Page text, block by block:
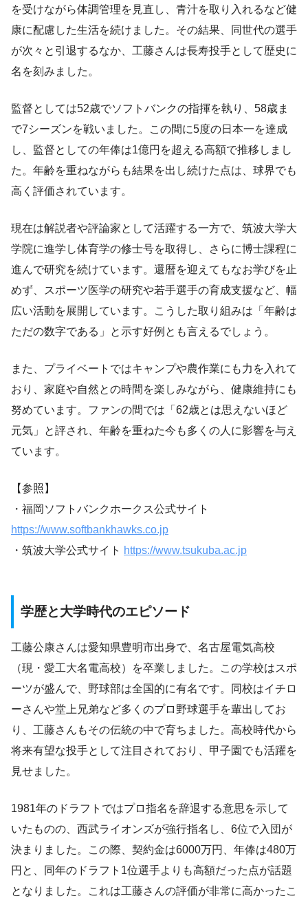
を受けながら体調管理を見直し、青汁を取り入れるなど健
康に配慮した生活を続けました。その結果、同世代の選手
が次々と引退するなか、工藤さんは長寿投手として歴史に
名を刻みました。
監督としては52歳でソフトバンクの指揮を執り、58歳ま
で7シーズンを戦いました。この間に5度の日本一を達成
し、監督としての年俸は1億円を超える高額で推移しまし
た。年齢を重ねながらも結果を出し続けた点は、球界でも
高く評価されています。
現在は解説者や評論家として活躍する一方で、筑波大学大
学院に進学し体育学の修士号を取得し、さらに博士課程に
進んで研究を続けています。還暦を迎えてもなお学びを止
めず、スポーツ医学の研究や若手選手の育成支援など、幅
広い活動を展開しています。こうした取り組みは「年齢は
ただの数字である」と示す好例とも言えるでしょう。
また、プライベートではキャンプや農作業にも力を入れて
おり、家庭や自然との時間を楽しみながら、健康維持にも
努めています。ファンの間では「62歳とは思えないほど
元気」と評され、年齢を重ねた今も多くの人に影響を与え
ています。
【参照】
・福岡ソフトバンクホークス公式サイト
https://www.softbankhawks.co.jp
・筑波大学公式サイト https://www.tsukuba.ac.jp
学歴と大学時代のエピソード
工藤公康さんは愛知県豊明市出身で、名古屋電気高校
（現・愛工大名電高校）を卒業しました。この学校はスポ
ーツが盛んで、野球部は全国的に有名です。同校はイチロ
ーさんや堂上兄弟など多くのプロ野球選手を輩出してお
り、工藤さんもその伝統の中で育ちました。高校時代から
将来有望な投手として注目されており、甲子園でも活躍を
見せました。
1981年のドラフトではプロ指名を辞退する意思を示して
いたものの、西武ライオンズが強行指名し、6位で入団が
決まりました。この際、契約金は6000万円、年俸は480万
円と、同年のドラフト1位選手よりも高額だった点が話題
となりました。これは工藤さんの評価が非常に高かったこ